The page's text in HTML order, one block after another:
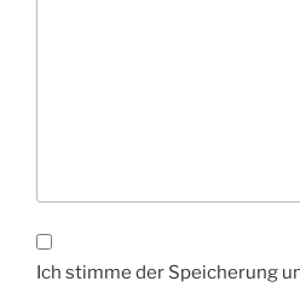
Ich stimme der Speicherung